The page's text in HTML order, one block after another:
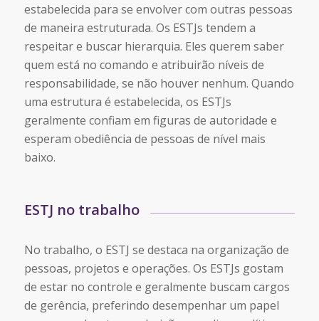
estabelecida para se envolver com outras pessoas
de maneira estruturada. Os ESTJs tendem a
respeitar e buscar hierarquia. Eles querem saber
quem está no comando e atribuirão níveis de
responsabilidade, se não houver nenhum. Quando
uma estrutura é estabelecida, os ESTJs
geralmente confiam em figuras de autoridade e
esperam obediência de pessoas de nível mais
baixo.
ESTJ no trabalho
No trabalho, o ESTJ se destaca na organização de
pessoas, projetos e operações. Os ESTJs gostam
de estar no controle e geralmente buscam cargos
de gerência, preferindo desempenhar um papel